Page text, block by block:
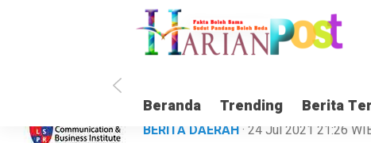
Beranda Trending Berita
BERITA DAERAH· 24 Jul 2021 21:26